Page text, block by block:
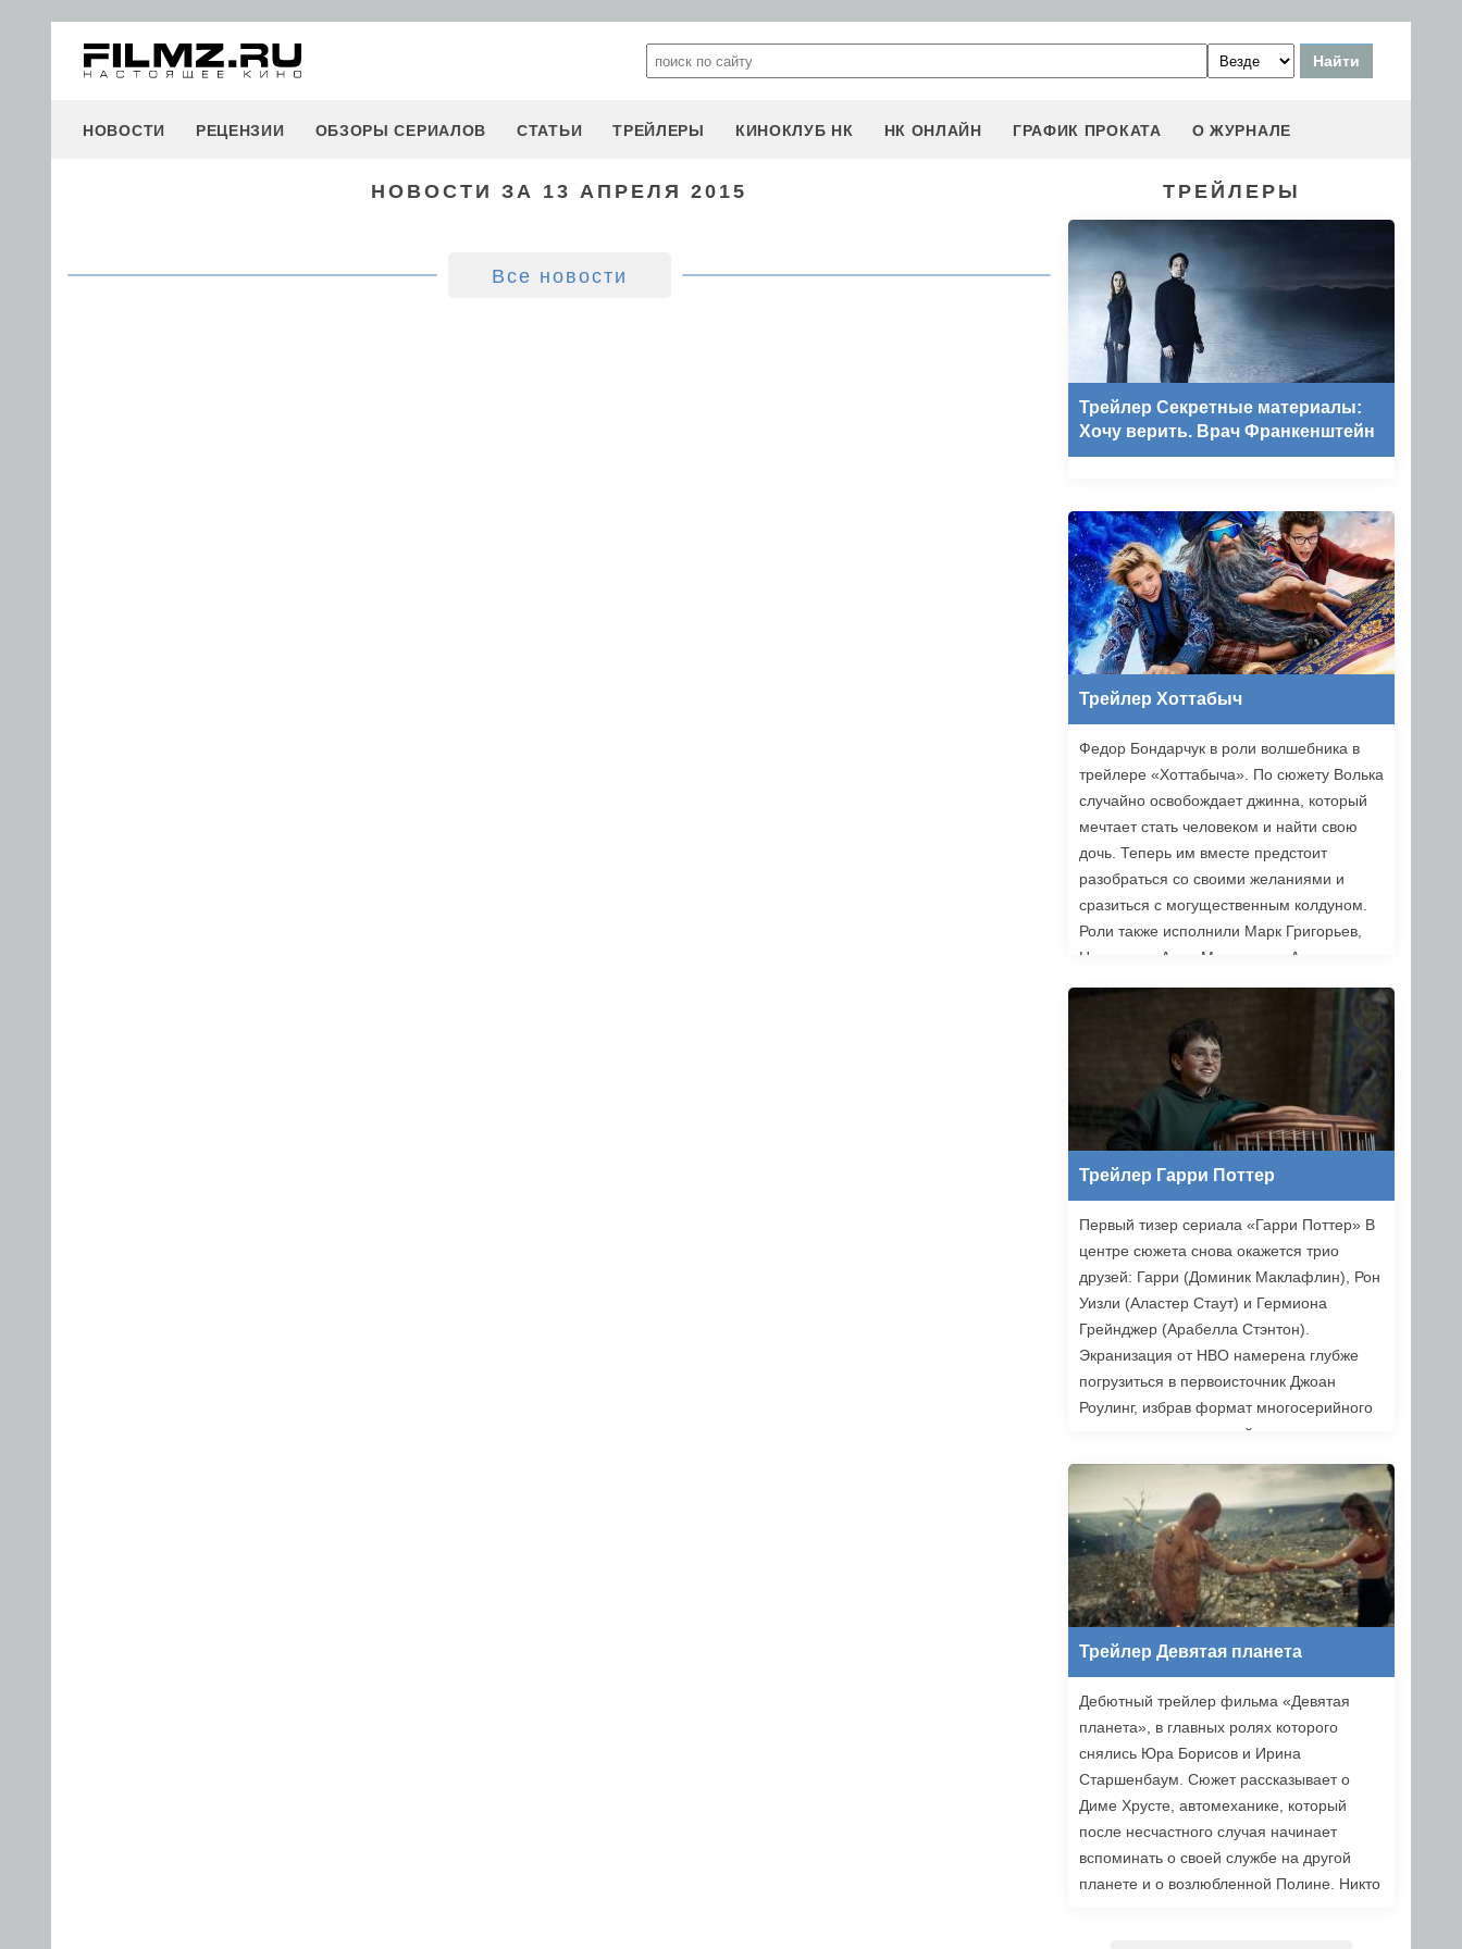
НОВОСТИ РЕЦЕНЗИИ ОБЗОРЫ СЕРИАЛОВ СТАТЬИ ТРЕЙЛЕРЫ КИНОКЛУБ НК НК ОНЛАЙН ГРАФИК ПРОКАТА О ЖУРНАЛЕ
НОВОСТИ ЗА 13 АПРЕЛЯ 2015
Все новости
ТРЕЙЛЕРЫ
Трейлер Секретные материалы:
Хочу верить. Врач Франкенштейн
Трейлер Хоттабыч
Федор Бондарчук в роли волшебника в
трейлере «Хоттабыча». По сюжету Волька
случайно освобождает джинна, который
мечтает стать человеком и найти свою
дочь. Теперь им вместе предстоит
разобраться со своими желаниями и
сразиться с могущественным колдуном.
Роли также исполнили Марк Григорьев,
Надежда и Анна Михалковы, Аскар
«Хоттабыч» выйдет в прокат 1 января
Трейлер Гарри Поттер
Первый тизер сериала «Гарри Поттер» В
центре сюжета снова окажется трио
друзей: Гарри (Доминик Маклафлин), Рон
Уизли (Аластер Стаут) и Гермиона
Грейнджер (Арабелла Стэнтон).
Экранизация от HBO намерена глубже
погрузиться в первоисточник Джоан
Роулинг, избрав формат многосерийного
повествования, который позволяет лучше
Трейлер Девятая планета
Дебютный трейлер фильма «Девятая
планета», в главных ролях которого
снялись Юра Борисов и Ирина
Старшенбаум. Сюжет рассказывает о
Диме Хрусте, автомеханике, который
после несчастного случая начинает
вспоминать о своей службе на другой
планете и о возлюбленной Полине. Никто